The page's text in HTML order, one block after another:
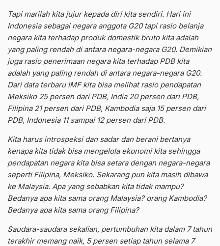
Tapi marilah kita jujur kepada diri kita sendiri. Hari ini
Indonesia sebagai negara anggota G20 tapi rasio belanja
negara kita terhadap produk domestik bruto kita adalah
yang paling rendah di antara negara-negara G20. Demikian
juga rasio penerimaan negara kita terhadap PDB kita
adalah yang paling rendah di antara negara-negara G20.
Dari data terbaru IMF kita bisa melihat rasio pendapatan
Meksiko 25 persen dari PDB, India 20 persen dari PDB,
Filipina 21 persen dari PDB, Kambodia saja 15 persen dari
PDB, Indonesia 11 sampai 12 persen dari PDB.
Kita harus introspeksi dan sadar dan berani bertanya
kenapa kita tidak bisa mengelola ekonomi kita sehingga
pendapatan negara kita bisa setara dengan negara-negara
seperti Filipina, Meksiko. Sekarang pun kita masih dibawa
ke Malaysia. Apa yang sebabkan kita tidak mampu?
Bedanya apa kita sama orang Malaysia? orang Kambodia?
Bedanya apa kita sama orang Filipina?
Saudara-saudara sekalian, pertumbuhan kita dalam 7 tahun
terakhir memang naik, 5 persen setiap tahun selama 7